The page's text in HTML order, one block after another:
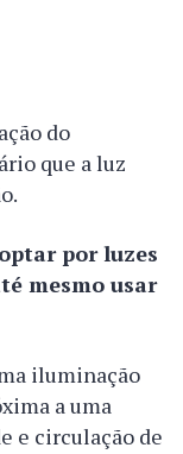
do
que a luz
por luzes
mesmo usar
iluminação
a uma
e circulação de